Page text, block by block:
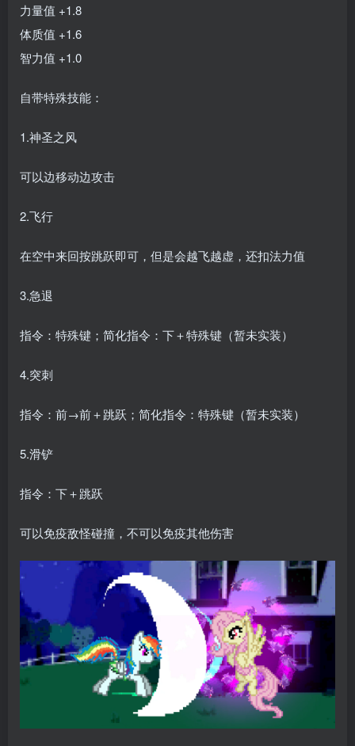
力量值 +1.8
体质值 +1.6
智力值 +1.0
自带特殊技能：
1.神圣之风
可以边移动边攻击
2.飞行
在空中来回按跳跃即可，但是会越飞越虚，还扣法力值
3.急退
指令：特殊键；简化指令：下＋特殊键（暂未实装）
4.突刺
指令：前→前＋跳跃；简化指令：特殊键（暂未实装）
5.滑铲
指令：下＋跳跃
可以免疫敌怪碰撞，不可以免疫其他伤害